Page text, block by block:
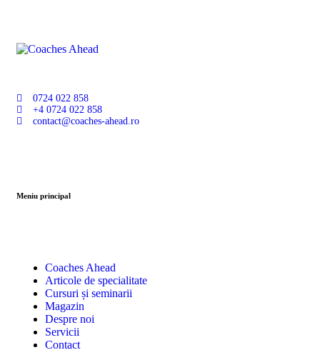
0724 022 858
+4 0724 022 858
contact@coaches-ahead.ro
Meniu principal
Coaches Ahead
Articole de specialitate
Cursuri și seminarii
Magazin
Despre noi
Servicii
Contact